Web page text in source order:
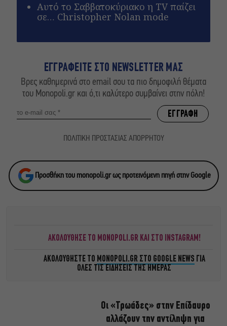
Αυτό το Σαββατοκύριακο η TV παίζει
σε… Christopher Nolan mode
ΕΓΓΡΑΦΕΙΤΕ ΣΤΟ NEWSLETTER ΜΑΣ
Βρες καθημερινά στο email σου τα πιο δημοφιλή θέματα
του Monopoli.gr και ό,τι καλύτερο συμβαίνει στην πόλη!
ΠΟΛΙΤΙΚΗ ΠΡΟΣΤΑΣΙΑΣ ΑΠΟΡΡΗΤΟΥ
Προσθήκη του monopoli.gr ως προτεινόμενη πηγή στην Google
ΑΚΟΛΟΥΘΗΣΕ ΤΟ MONOPOLI.GR ΚΑΙ ΣΤΟ INSTAGRAM!
ΑΚΟΛΟΥΘΗΣΤΕ ΤΟ MONOPOLI.GR ΣΤΟ GOOGLE NEWS ΓΙΑ
ΟΛΕΣ ΤΙΣ ΕΙΔΗΣΕΙΣ ΤΗΣ ΗΜΕΡΑΣ
Οι «Τρωάδες» στην Επίδαυρο
αλλάζουν την αντίληψη για